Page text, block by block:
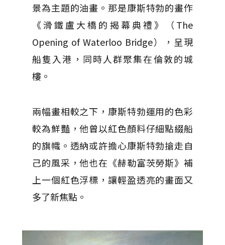
景為主題的油畫。那是康斯特勃的畫作
《滑鐵盧大橋的揭幕典禮》（The
Opening of Waterloo Bridge），呈現
船隻入港，同時人群聚集在倫敦的城
樓。
兩幅畫相較之下，康斯特勃運用的色彩
較為鮮豔，他曾以紅色顏料仔細點綴船
的旗幟。透納或許擔心康斯特勃搶走自
己的風采，他也在《赫勒富茨勞斯》補
上一個紅色浮標，讓輕盈透亮的畫面又
多了新焦點。